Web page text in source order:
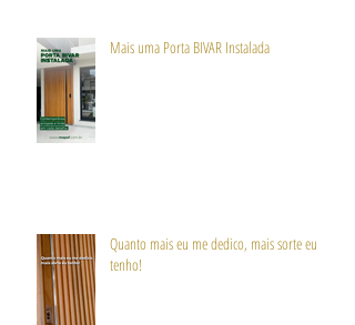
Mais uma Porta BIVAR Instalada
Quanto mais eu me dedico, mais sorte eu
tenho!